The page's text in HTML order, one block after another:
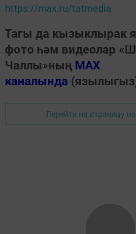
https://max.ru/tatmedia
Тагы да кызыклырак
фото һәм видеолар
Чаллы»ның MAX
каналында
Перейти на страницу